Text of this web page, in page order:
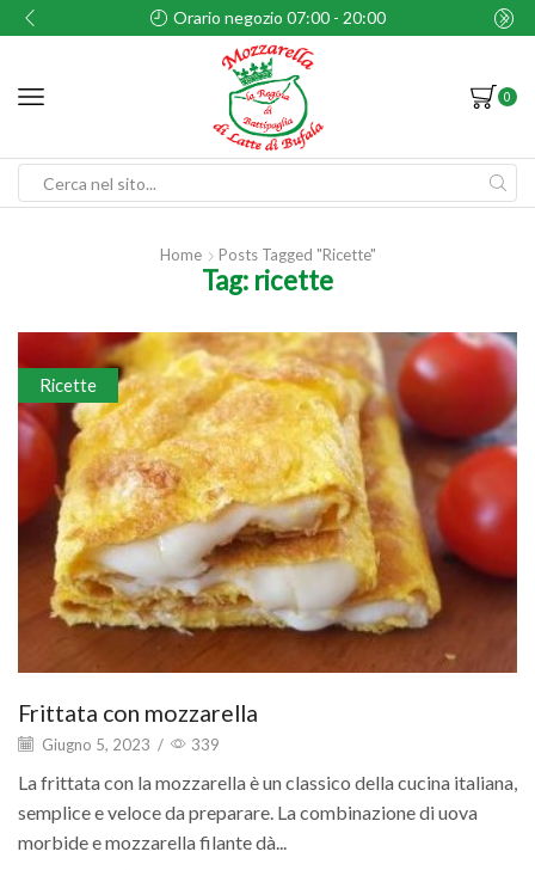
S.S. 18 Tirrena Inferiore - Battipaglia, SA
0
Home Posts Tagged "ricette"
Tag: ricette
Ricette
Frittata con mozzarella
Giugno 5, 2023 / 339
La frittata con la mozzarella è un classico della cucina italiana,
semplice e veloce da preparare. La combinazione di uova
morbide e mozzarella filante dà...